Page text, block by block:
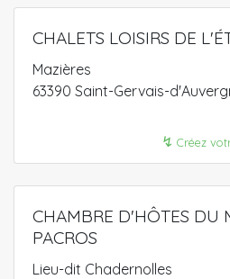
CHALETS LOISIRS DE
Mazières
63390 Saint-Gervais-
↯ Créez
CHAMBRE D'HÔTES DU
PACROS
Lieu-dit Chadernolles